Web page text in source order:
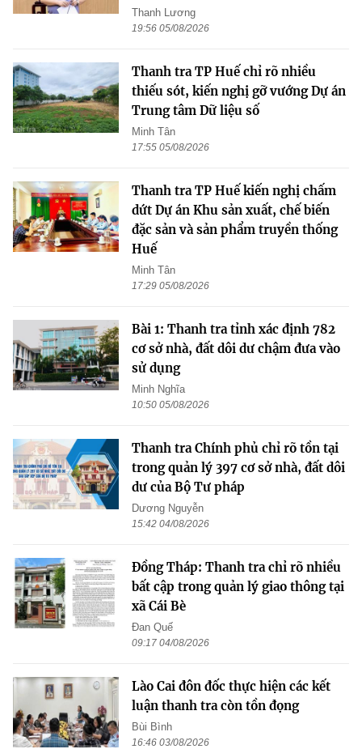
Thanh Lương
19:56 05/08/2026
Thanh tra TP Huế chỉ rõ nhiều
thiếu sót, kiến nghị gỡ vướng Dự án
Trung tâm Dữ liệu số
Minh Tân
17:55 05/08/2026
Thanh tra TP Huế kiến nghị chấm
dứt Dự án Khu sản xuất, chế biến
đặc sản và sản phẩm truyền thống
Huế
Minh Tân
17:29 05/08/2026
Bài 1: Thanh tra tỉnh xác định 782
cơ sở nhà, đất dôi dư chậm đưa vào
sử dụng
Minh Nghĩa
10:50 05/08/2026
Thanh tra Chính phủ chỉ rõ tồn tại
trong quản lý 397 cơ sở nhà, đất dôi
dư của Bộ Tư pháp
Dương Nguyễn
15:42 04/08/2026
Đồng Tháp: Thanh tra chỉ rõ nhiều
bất cập trong quản lý giao thông tại
xã Cái Bè
Đan Quế
09:17 04/08/2026
Lào Cai đôn đốc thực hiện các kết
luận thanh tra còn tồn đọng
Bùi Bình
16:46 03/08/2026